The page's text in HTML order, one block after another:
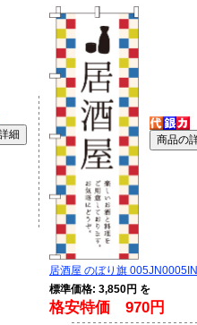
居酒屋 のぼり旗 005JN0005IN
標準価格: 3,850円 を
格安特価 970円